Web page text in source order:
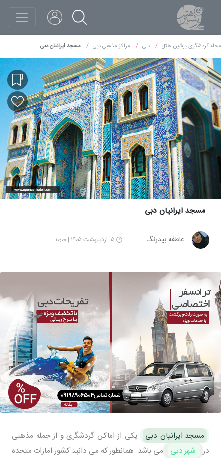
مجله گردشگری پرشین هتل دبی مراکز مذهبی دبی مسجد ایرانیان دبی
مسجد ایرانیان دبی
عاطفه بیدرنگ ۱۵ اردیبهشت ۱۴۰۵ | ۱۰:۰۰
مسجد ایرانیان دبی
یکی از اماکن گردشگری و از جمله مذهبی
در شهر دبی
می باشد. همانطور که می دانید کشور امارات متحده